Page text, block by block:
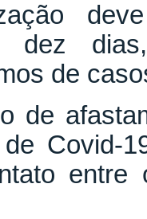
dez
de
de
Covid-
entre